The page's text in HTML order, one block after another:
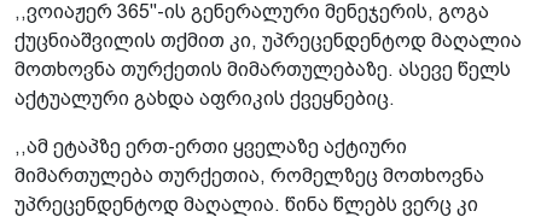
,,ვოიაჟერ 365"-ის გენერალური მენეჯერის, გოგა
ქუცნიაშვილის თქმით კი, უპრეცენდენტოდ მაღალია
მოთხოვნა თურქეთის მიმართულებაზე. ასევე წელს
აქტუალური გახდა აფრიკის ქვეყნებიც.
,,ამ ეტაპზე ერთ-ერთი ყველაზე აქტიური
მიმართულება თურქეთია, რომელზეც მოთხოვნა
უპრეცენდენტოდ მაღალია. წინა წლებს ვერც კი